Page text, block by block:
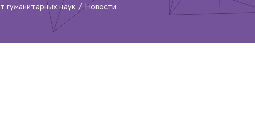
гуманитарных наук Новости